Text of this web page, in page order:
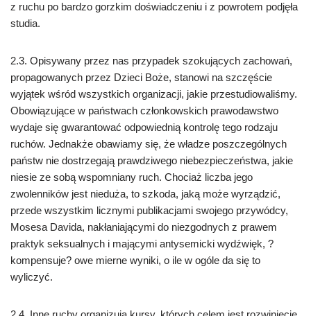
z ruchu po bardzo gorzkim doświadczeniu i z powrotem podjęła
studia.
2.3. Opisywany przez nas przypadek szokujących zachowań,
propagowanych przez Dzieci Boże, stanowi na szczęście
wyjątek wśród wszystkich organizacji, jakie przestudiowaliśmy.
Obowiązujące w państwach członkowskich prawodawstwo
wydaje się gwarantować odpowiednią kontrolę tego rodzaju
ruchów. Jednakże obawiamy się, że władze poszczególnych
państw nie dostrzegają prawdziwego niebezpieczeństwa, jakie
niesie ze sobą wspomniany ruch. Chociaż liczba jego
zwolenników jest nieduża, to szkoda, jaką może wyrządzić,
przede wszystkim licznymi publikacjami swojego przywódcy,
Mosesa Davida, nakłaniającymi do niezgodnych z prawem
praktyk seksualnych i mającymi antysemicki wydźwięk, ?
kompensuje? owe mierne wyniki, o ile w ogóle da się to
wyliczyć.